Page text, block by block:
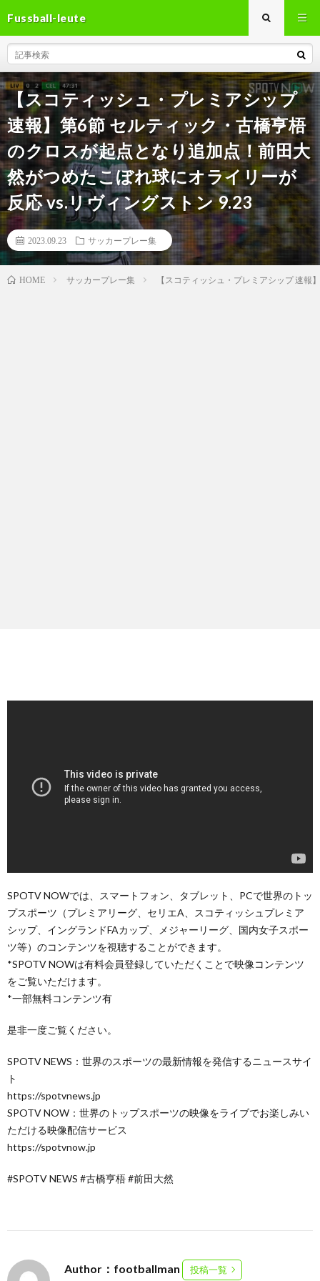
Fussball-leute
【スコティッシュ・プレミアシップ
速報】第6節 セルティック・古橋亨梧
のクロスが起点となり追加点！前田大
然がつめたこぼれ球にオライリーが
反応 vs.リヴィングストン 9.23
2023.09.23 サッカープレー集
HOME サッカープレー集 【スコティッシュ・プレミアシップ 速
SPOTV NOWでは、スマートフォン、タブレット、PCで世界のトッ
プスポーツ（プレミアリーグ、セリエA、スコティッシュプレミア
シップ、イングランドFAカップ、メジャーリーグ、国内女子スポー
ツ等）のコンテンツを視聴することができます。
*SPOTV NOWは有料会員登録していただくことで映像コンテンツ
をご覧いただけます。
*一部無料コンテンツ有
是非一度ご覧ください。
SPOTV NEWS：世界のスポーツの最新情報を発信するニュースサイ
ト
https://spotvnews.jp
SPOTV NOW：世界のトップスポーツの映像をライブでお楽しみい
ただける映像配信サービス
https://spotvnow.jp
#SPOTV NEWS #古橋亨梧 #前田大然
Author：footballman 投稿一覧